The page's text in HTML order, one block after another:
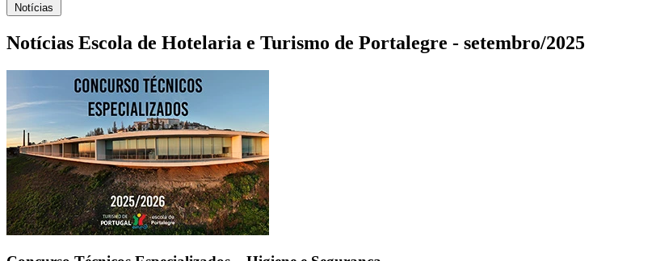
Notícias
Notícias Escola de Hotelaria e Turismo de Portalegre - setembro/2025